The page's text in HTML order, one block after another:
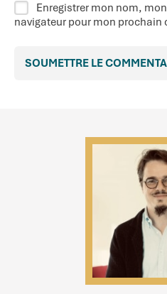
Enregistrer mon nom,
navigateur pour mon prochain